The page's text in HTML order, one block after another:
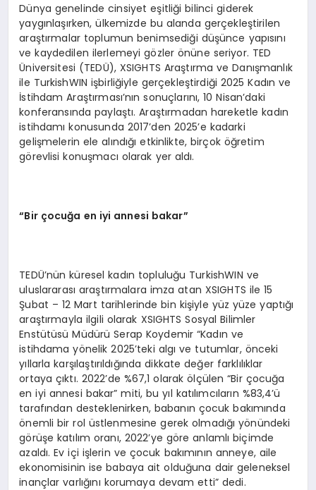
Dünya genelinde cinsiyet eşitliği bilinci giderek
yaygınlaşırken, ülkemizde bu alanda gerçekleştirilen
araştırmalar toplumun benimsediği düşünce yapısını
ve kaydedilen ilerlemeyi gözler önüne seriyor. TED
Üniversitesi (TEDÜ), XSIGHTS Araştırma ve Danışmanlık
ile TurkishWIN işbirliğiyle gerçekleştirdiği 2025 Kadın ve
İstihdam Araştırması’nın sonuçlarını, 10 Nisan’daki
konferansında paylaştı. Araştırmadan hareketle kadın
istihdamı konusunda 2017’den 2025’e kadarki
gelişmelerin ele alındığı etkinlikte, birçok öğretim
görevlisi konuşmacı olarak yer aldı.
“Bir çocuğa en iyi annesi bakar”
TEDÜ’nün küresel kadın topluluğu TurkishWIN ve
uluslararası araştırmalara imza atan XSIGHTS ile 15
Şubat – 12 Mart tarihlerinde bin kişiyle yüz yüze yaptığı
araştırmayla ilgili olarak XSIGHTS Sosyal Bilimler
Enstütüsü Müdürü Serap Koydemir “Kadın ve
istihdama yönelik 2025’teki algı ve tutumlar, önceki
yıllarla karşılaştırıldığında dikkate değer farklılıklar
ortaya çıktı. 2022’de %67,1 olarak ölçülen “Bir çocuğa
en iyi annesi bakar” miti, bu yıl katılımcıların %83,4’ü
tarafından desteklenirken, babanın çocuk bakımında
önemli bir rol üstlenmesine gerek olmadığı yönündeki
görüşe katılım oranı, 2022’ye göre anlamlı biçimde
azaldı. Ev içi işlerin ve çocuk bakımının anneye, aile
ekonomisinin ise babaya ait olduğuna dair geleneksel
inançlar varlığını korumaya devam etti” dedi.